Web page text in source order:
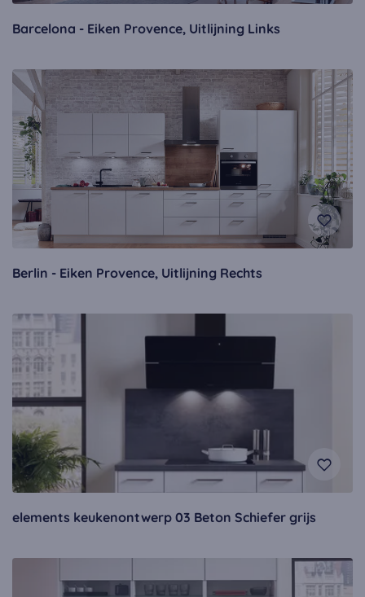
Barcelona - Eiken Provence, Uitlijning Links
Berlin - Eiken Provence, Uitlijning Rechts
elements keukenontwerp 03 Beton Schiefer grijs